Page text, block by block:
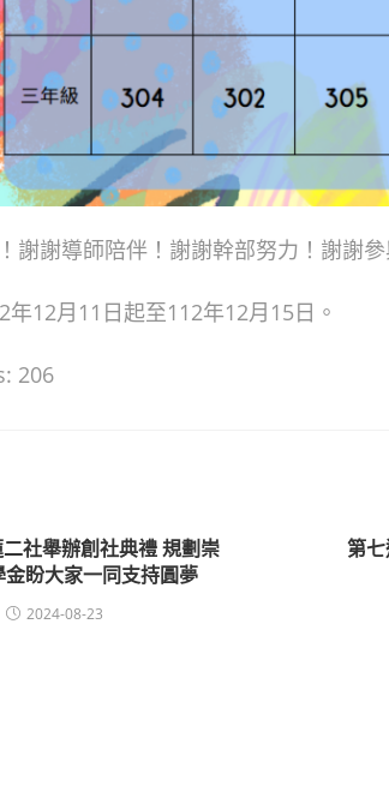
謝謝導師陪伴！謝謝幹部努力！謝謝參
年12月11日起至112年12月15日。
206
社舉辦創社典禮 規劃崇
盼大家一同支持圓夢
2024-08-23
第